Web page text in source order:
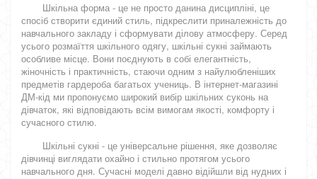
Шкільна форма - це не просто данина дисципліні, це
спосіб створити єдиний стиль, підкреслити приналежність до
навчального закладу і сформувати ділову атмосферу. Серед
усього розмаїття шкільного одягу, шкільні сукні займають
особливе місце. Вони поєднують в собі елегантність,
жіночність і практичність, стаючи одним з найулюбленіших
предметів гардероба багатьох учениць. В інтернет-магазині
ДМ-кід ми пропонуємо широкий вибір шкільних суконь на
дівчаток, які відповідають всім вимогам якості, комфорту і
сучасного стилю.
Шкільні сукні - це універсальне рішення, яке дозволяє
дівчинці виглядати охайно і стильно протягом усього
навчального дня. Сучасні моделі давно відійшли від нудних і